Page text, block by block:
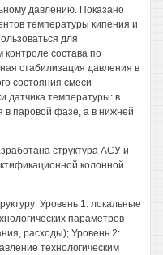
давлению. Показано
температуры кипения и
для
контроле состава по
стабилизация давления в
состояния смеси
датчика температуры: в
в паровой фазе, а в нижней
структура АСУ и
колонной
Уровень 1: локальные
параметров
расходы); Уровень 2:
технологическим